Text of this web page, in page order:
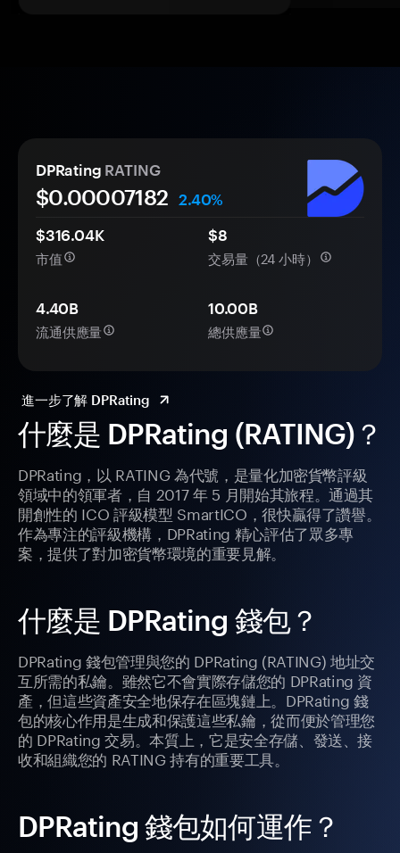
什麼是 DPRating (RATING)？
DPRating，以 RATING 為代號，是量化加密貨幣評級
領域中的領軍者，自 2017 年 5 月開始其旅程。通過其
開創性的 ICO 評級模型 SmartICO，很快贏得了讚譽。
作為專注的評級機構，DPRating 精心評估了眾多專
案，提供了對加密貨幣環境的重要見解。
什麼是 DPRating 錢包？
DPRating 錢包管理與您的 DPRating (RATING) 地址交
互所需的私鑰。雖然它不會實際存儲您的 DPRating 資
產，但這些資產安全地保存在區塊鏈上。DPRating 錢
包的核心作用是生成和保護這些私鑰，從而便於管理您
的 DPRating 交易。本質上，它是安全存儲、發送、接
收和組織您的 RATING 持有的重要工具。
DPRating 錢包如何運作？
DPRating RATING
$0.00007182
2.40%
$316.04K
市值
$8
交易量（24 小時）
4.40B
流通供應量
10.00B
總供應量
進一步了解 DPRating